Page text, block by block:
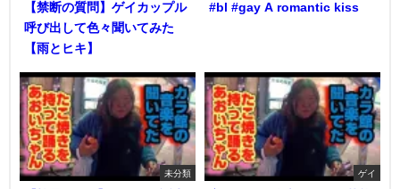
【禁断の質問】ゲイカップル
呼び出して色々聞いてみた
【雨とヒキ】
#bl #gay A romantic kiss
未分類 ゲイ